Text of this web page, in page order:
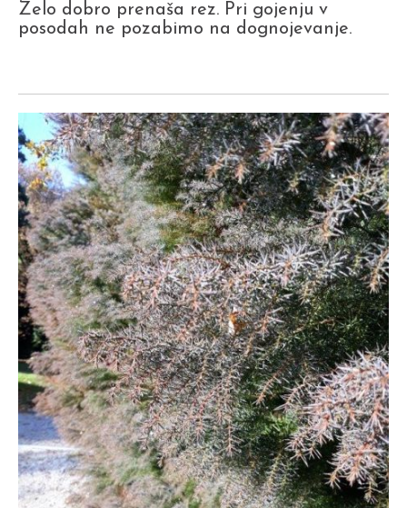
Zelo dobro prenaša rez. Pri gojenju v
posodah ne pozabimo na dognojevanje.